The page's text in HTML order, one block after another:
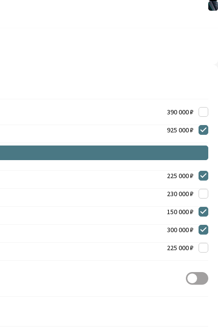
390 000 ₽
925 000 ₽
225 000 ₽
230 000 ₽
150 000 ₽
300 000 ₽
225 000 ₽